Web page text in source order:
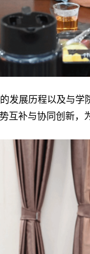
发展历程以及与学
互补与协同创新，